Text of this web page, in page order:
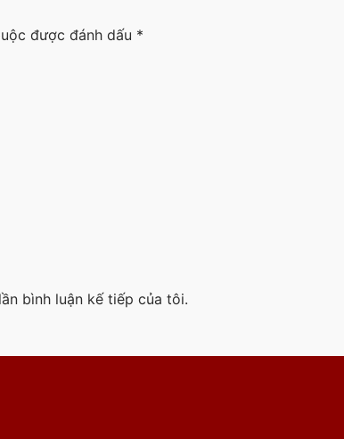
được đánh dấu *
bình luận kế tiếp của tôi.